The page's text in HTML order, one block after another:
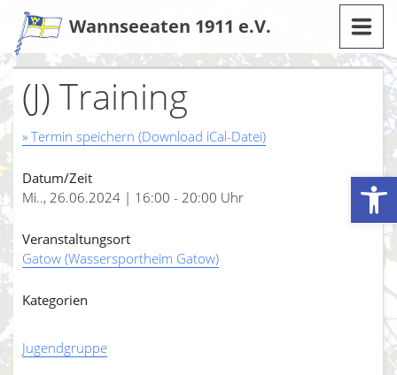
Werkzeugleiste öffnen
Zum
Inhalt
Wannseeaten 1911 e.V.
(J) Training
» Termin speichern (Download iCal-Datei)
Datum/Zeit
Mi.., 26.06.2024 | 16:00 - 20:00 Uhr
Veranstaltungsort
Gatow (Wassersportheim Gatow)
Kategorien
Jugendgruppe